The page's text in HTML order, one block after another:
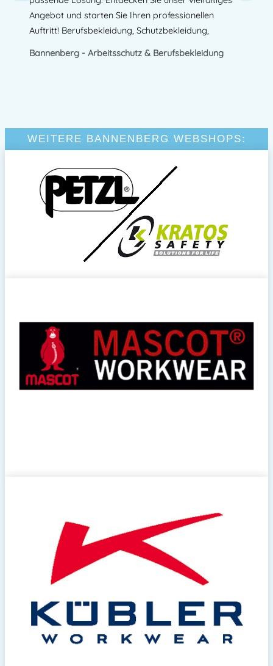
Angebot und starten Sie Ihren professionellen
Auftritt! Berufsbekleidung, Schutzbekleidung,
Bannenberg - Arbeitsschutz & Berufsbekleidung
WEITERE BANNENBERG WEBSHOPS: